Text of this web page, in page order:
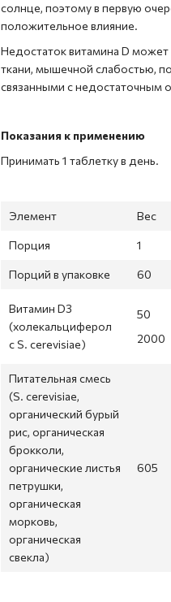
солнце, поэтому в первую
положительное влияние.
Недостаток витамина D
ткани, мышечной слабостью,
связанными с недостаточным
Показания к применению
Принимать 1 таблетку в день.
Элемент Вес
Порция 1
Порций в упаковке 60
Витамин D3
(холекальциферол
с S. cerevisiae)
50
2000
Питательная смесь
(S. cerevisiae,
органический бурый
рис, органическая
брокколи,
органические листья
петрушки,
органическая
морковь,
органическая
свекла)
605